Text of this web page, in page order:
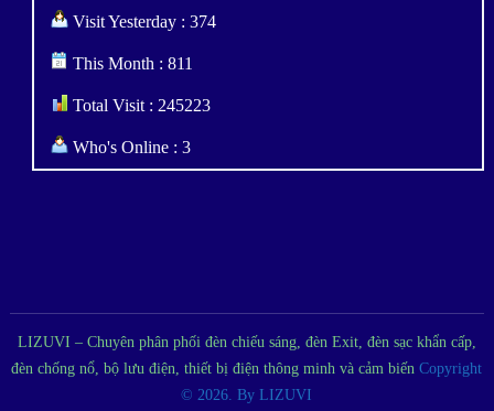
Visit Yesterday : 374
This Month : 811
Total Visit : 245223
Who's Online : 3
LIZUVI – Chuyên phân phối đèn chiếu sáng, đèn Exit, đèn sạc khẩn cấp,
đèn chống nổ, bộ lưu điện, thiết bị điện thông minh và cảm biến Copyright
© 2026. By LIZUVI